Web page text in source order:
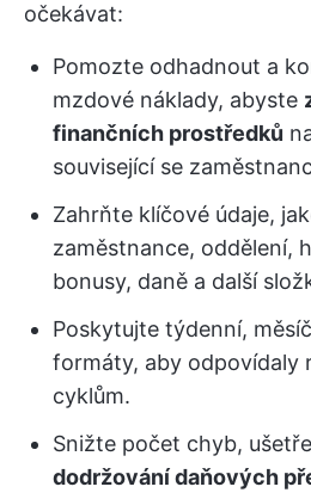
očekávat:
Pomozte odhadnout a
mzdové náklady, abyste
finančních prostředků
související se
Zahrňte klíčové údaje,
zaměstnance, oddělení,
bonusy, daně a další
Poskytujte týdenní,
formáty, aby odpovídaly
cyklům.
Snižte počet chyb,
dodržování daňových